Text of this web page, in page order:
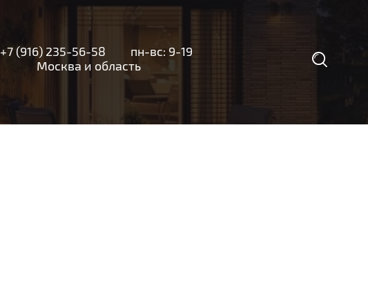
+7 (916) 235-56-58 пн-вс: 9-19
Москва и область